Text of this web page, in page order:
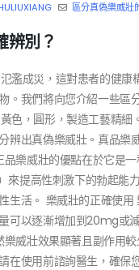
區分真偽樂威壯
辨別？
濫成災，這對患者的健康
。我們將向您介紹一些
色，圓形，製造工藝精細
辨出真偽樂威壯。真品
樂威壯的優點在於它是
來提高性刺激下的勃起
生活。 樂威壯的正確使
可以逐漸增加到20mg或
威壯效果顯著且副作用
在使用前諮詢醫生，確